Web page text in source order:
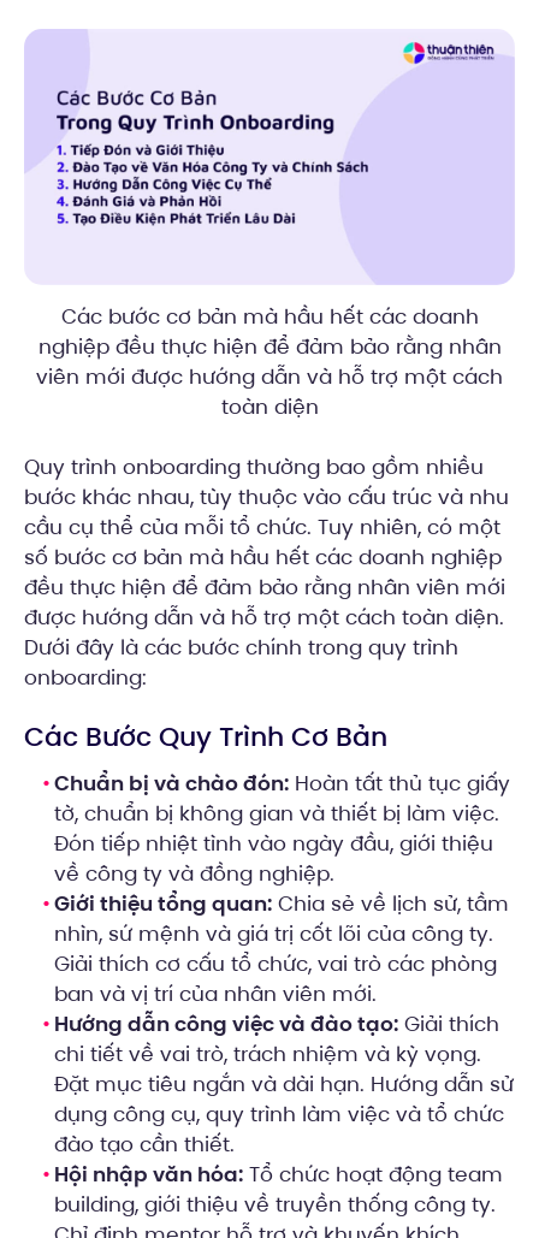
Các bước cơ bản mà hầu hết các doanh
nghiệp đều thực hiện để đảm bảo rằng nhân
viên mới được hướng dẫn và hỗ trợ một cách
toàn diện
Quy trình onboarding thường bao gồm nhiều
bước khác nhau, tùy thuộc vào cấu trúc và nhu
cầu cụ thể của mỗi tổ chức. Tuy nhiên, có một
số bước cơ bản mà hầu hết các doanh nghiệp
đều thực hiện để đảm bảo rằng nhân viên mới
được hướng dẫn và hỗ trợ một cách toàn diện.
Dưới đây là các bước chính trong quy trình
onboarding:
Các Bước Quy Trình Cơ Bản
Chuẩn bị và chào đón: Hoàn tất thủ tục giấy
tờ, chuẩn bị không gian và thiết bị làm việc.
Đón tiếp nhiệt tình vào ngày đầu, giới thiệu
về công ty và đồng nghiệp.
Giới thiệu tổng quan: Chia sẻ về lịch sử, tầm
nhìn, sứ mệnh và giá trị cốt lõi của công ty.
Giải thích cơ cấu tổ chức, vai trò các phòng
ban và vị trí của nhân viên mới.
Hướng dẫn công việc và đào tạo: Giải thích
chi tiết về vai trò, trách nhiệm và kỳ vọng.
Đặt mục tiêu ngắn và dài hạn. Hướng dẫn sử
dụng công cụ, quy trình làm việc và tổ chức
đào tạo cần thiết.
Hội nhập văn hóa: Tổ chức hoạt động team
building, giới thiệu về truyền thống công ty.